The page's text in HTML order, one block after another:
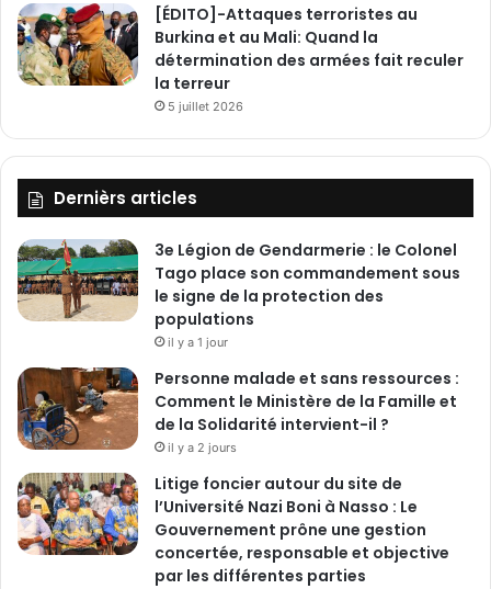
[ÉDITO]-Attaques terroristes au
Burkina et au Mali: Quand la
détermination des armées fait reculer
la terreur
5 juillet 2026
Dernièrs articles
3e Légion de Gendarmerie : le Colonel
Tago place son commandement sous
le signe de la protection des
populations
il y a 1 jour
Personne malade et sans ressources :
Comment le Ministère de la Famille et
de la Solidarité intervient-il ?
il y a 2 jours
Litige foncier autour du site de
l’Université Nazi Boni à Nasso : Le
Gouvernement prône une gestion
concertée, responsable et objective
par les différentes parties